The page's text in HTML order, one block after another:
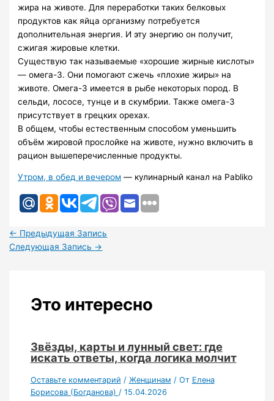
жира на животе. Для переработки таких белковых
продуктов как яйца организму потребуется
дополнительная энергия. И эту энергию он получит,
сжигая жировые клетки.
Существую так называемые «хорошие жирные кислоты»
— омега-3. Они помогают сжечь «плохие жиры» на
животе. Омега-3 имеется в рыбе некоторых пород. В
сельди, лососе, тунце и в скумбрии. Также омега-3
присутствует в грецких орехах.
В общем, чтобы естественным способом уменьшить
объём жировой прослойке на животе, нужно включить в
рацион вышеперечисленные продукты.
Утром, в обед и вечером — кулинарный канал на Pabliko
← Предыдущая Запись
Следующая Запись →
Это интересно
Звёзды, карты и лунный свет: где
искать ответы, когда логика молчит
Оставьте комментарий / Женщинам / От Елена
Борисова (Богданова) / 15.04.2026